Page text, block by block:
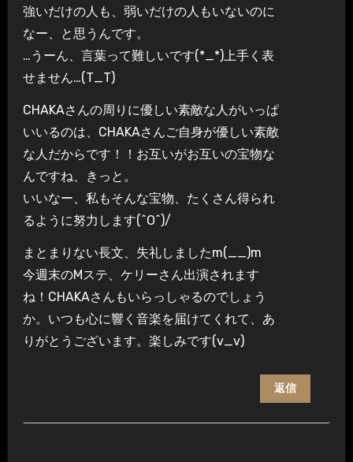
強いだけの人も、弱いだけの人もいないのに
なー、と思うんです。
…うーん、言葉って難しいです(*_*)上手く表
せません…(T_T)
CHAKAさんの周りに優しい素敵な人がいっぱ
いいるのは、CHAKAさんご自身が優しい素敵
な人だからです！！お互いがお互いの宝物な
んですね、きっと。
いいなー、私もそんな宝物、たくさん得られ
るように努力します(^O^)/
まとまりない長文、失礼しましたm(__)m
今週末のMステ、ケリーさん出演されます
ね！CHAKAさんもいらっしゃるのでしょう
か。いつも心に響く音楽を届けてくれて、あ
りがとうございます。楽しみです(v_v)
返信